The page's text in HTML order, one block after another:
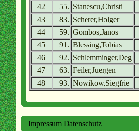
42
55. Stanescu,Christi
43
83. Scherer,Holger
44
59. Gombos,Janos
45
91. Blessing,Tobias
46
92. Schlemminger,Deg
47
63. Feiler,Juergen
48
93. Nowikow,Siegfrie
Impressum Datenschutz